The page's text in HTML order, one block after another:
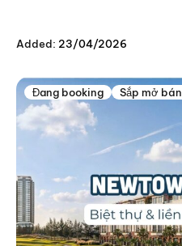
Added: 23/04/2026
Đang booking Sắp mở bán